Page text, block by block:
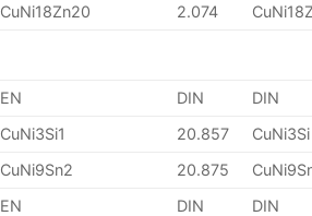
CuNi18Zn20 2.074
EN DIN
DIN
CuNi3Si1 20.857
CuNi3Si
CuNi9Sn2 20.875
EN DIN
DIN